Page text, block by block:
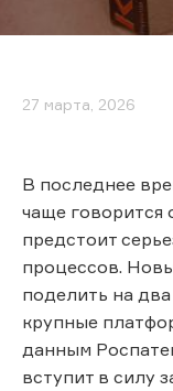
27 марта, 2026
В последнее
чаще говорится
предстоит
процессов.
поделить на два
крупные
данным
вступит в силу